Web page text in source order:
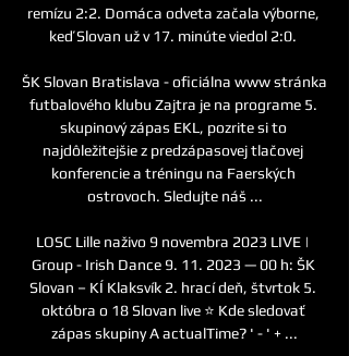
remízu 2:2. Domáca odveta začala výborne,
keď Slovan už v 17. minúte viedol 2:0.
ŠK Slovan Bratislava - oficiálna www stránka
futbalového klubu Zajtra je na programe 5.
skupinový zápas EKL, pozrite si to
najdôležitejšie z predzápasovej tlačovej
konferencie a tréningu na Faerských
ostrovoch. Sledujte náš ...
LOSC Lille naživo 9 novembra 2023 LIVE |
Group - Irish Dance 9. 11. 2023 — 00 h: ŠK
Slovan – KÍ Klaksvík 2. hrací deň, štvrtok 5.
októbra o 18 Slovan live ⭐ Kde sledovať
zápas skupiny A actualTime? ' - ' + ...